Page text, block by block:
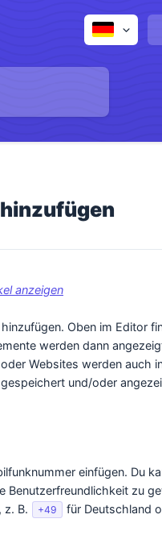
anzeigen
Oben im Editor
werden dann
Websites werden auch
und/oder
einfügen. Du
zu
, z. B. +49 für Deutschland